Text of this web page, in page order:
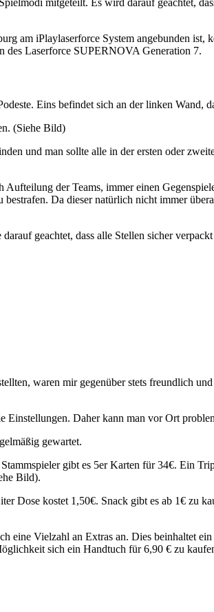
mitgeteilt. Es wird darauf geachtet,
am iPlaylaserforce System angebunden
des Laserforce SUPERNOVA Generation 7.
Eins befindet sich an der linken Wand,
(Siehe Bild)
und man sollte alle in der ersten oder
der Teams, immer einen
Da dieser natürlich nicht immer
geachtet, dass alle Stellen sicher
waren mir gegenüber stets freundlich
Daher kann man vor Ort
gewartet.
gibt es 5er Karten für 34€. Ein
Bild).
Dose kostet 1,50€. Snack gibt es ab 1€ zu
eine Vielzahl an Extras an. Dies beinhaltet
sich ein Handtuch für 6,90 € zu